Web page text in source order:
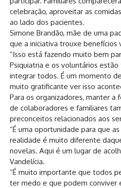
celebração, aproveitar as
ao lado dos pacientes.
Simone Brandão, mãe de uma
que a iniciativa trouxe benefícios
“Isso está fazendo muito bem
Psiquiatria e os voluntários
integrar todos. É um momento
muito gratificante ver isso
Para os organizadores, manter a
de colaboradores e familiares
preconceitos relacionados aos
“É uma oportunidade para que
realidade é muito diferente
novelas. Aqui é um lugar de
Vandelícia.
“É muito importante que todos
ter medo e que podem conviver